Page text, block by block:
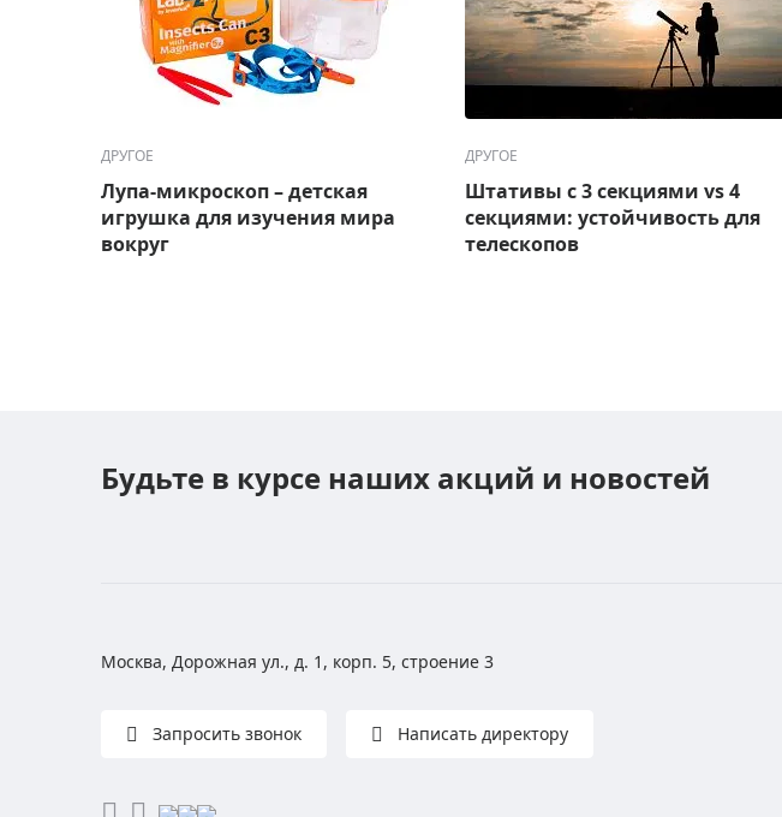
ДРУГОЕ
Лупа-микроскоп – детская
игрушка для изучения мира
вокруг
ДРУГОЕ
Штативы с 3 секциями vs 4
секциями: устойчивость для
телескопов
Будьте в курсе наших акций и новостей
Москва, Дорожная ул., д. 1, корп. 5, строение 3
Запросить звонок Написать директору